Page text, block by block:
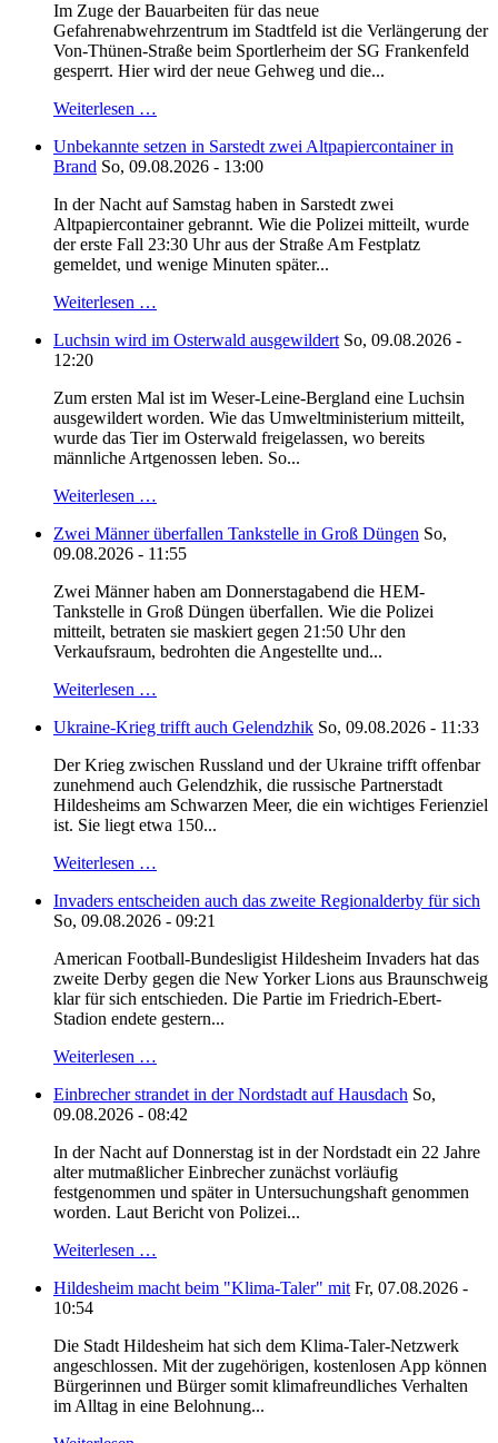
Im Zuge der Bauarbeiten für das neue
Gefahrenabwehrzentrum im Stadtfeld ist die Verlängerung der
Von-Thünen-Straße beim Sportlerheim der SG Frankenfeld
gesperrt. Hier wird der neue Gehweg und die...
Weiterlesen …
Unbekannte setzen in Sarstedt zwei Altpapiercontainer in
Brand So, 09.08.2026 - 13:00
In der Nacht auf Samstag haben in Sarstedt zwei
Altpapiercontainer gebrannt. Wie die Polizei mitteilt, wurde
der erste Fall 23:30 Uhr aus der Straße Am Festplatz
gemeldet, und wenige Minuten später...
Weiterlesen …
Luchsin wird im Osterwald ausgewildert So, 09.08.2026 -
12:20
Zum ersten Mal ist im Weser-Leine-Bergland eine Luchsin
ausgewildert worden. Wie das Umweltministerium mitteilt,
wurde das Tier im Osterwald freigelassen, wo bereits
männliche Artgenossen leben. So...
Weiterlesen …
Zwei Männer überfallen Tankstelle in Groß Düngen So,
09.08.2026 - 11:55
Zwei Männer haben am Donnerstagabend die HEM-
Tankstelle in Groß Düngen überfallen. Wie die Polizei
mitteilt, betraten sie maskiert gegen 21:50 Uhr den
Verkaufsraum, bedrohten die Angestellte und...
Weiterlesen …
Ukraine-Krieg trifft auch Gelendzhik So, 09.08.2026 - 11:33
Der Krieg zwischen Russland und der Ukraine trifft offenbar
zunehmend auch Gelendzhik, die russische Partnerstadt
Hildesheims am Schwarzen Meer, die ein wichtiges Ferienziel
ist. Sie liegt etwa 150...
Weiterlesen …
Invaders entscheiden auch das zweite Regionalderby für sich
So, 09.08.2026 - 09:21
American Football-Bundesligist Hildesheim Invaders hat das
zweite Derby gegen die New Yorker Lions aus Braunschweig
klar für sich entschieden. Die Partie im Friedrich-Ebert-
Stadion endete gestern...
Weiterlesen …
Einbrecher strandet in der Nordstadt auf Hausdach So,
09.08.2026 - 08:42
In der Nacht auf Donnerstag ist in der Nordstadt ein 22 Jahre
alter mutmaßlicher Einbrecher zunächst vorläufig
festgenommen und später in Untersuchungshaft genommen
worden. Laut Bericht von Polizei...
Weiterlesen …
Hildesheim macht beim "Klima-Taler" mit Fr, 07.08.2026 -
10:54
Die Stadt Hildesheim hat sich dem Klima-Taler-Netzwerk
angeschlossen. Mit der zugehörigen, kostenlosen App können
Bürgerinnen und Bürger somit klimafreundliches Verhalten
im Alltag in eine Belohnung...